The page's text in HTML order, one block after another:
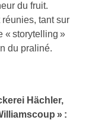
du fruit.
réunies, tant sur
« storytelling »
du praliné.
Hächler,
» :